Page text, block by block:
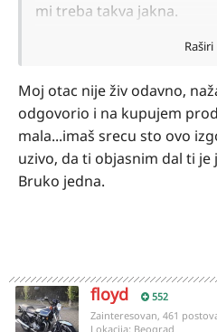
mi treba takva jakna.
Raširi
Moj otac nije živ odavno,
odgovorio i na kupujem
mala...imaš srecu sto ovo
uzivo, da ti objasnim dal ti je
Bruko jedna.
floyd 552
Zainteresovan, 461
Lokacija: Beograd